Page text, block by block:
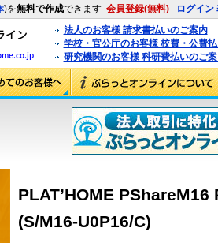
)を無料で作成できます 会員登録(無料) ログイン
法人のお客様 請求書払いのご案内
学校・官公庁のお客様 校費・公費
研究機関のお客様 科研費払いのご
PLAT’HOME
(S/M16-U0P16/C)